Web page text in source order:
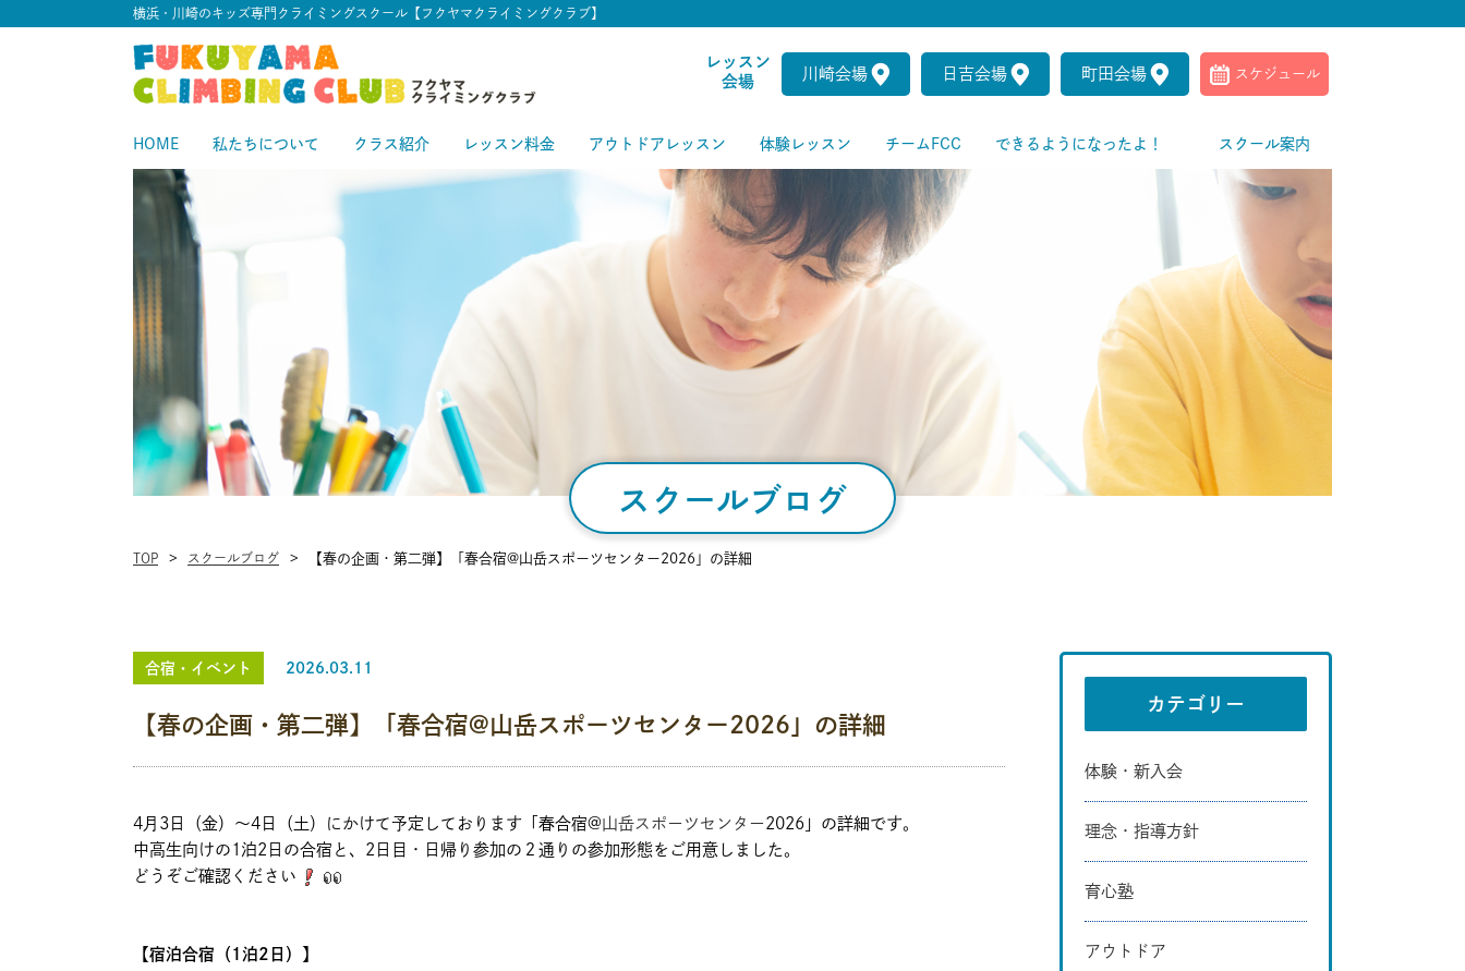
横浜・川崎のキッズ専門クライミングスクール【フクヤマクライミングクラブ】
レッスン
会場
川崎会場 日吉会場 町田会場 スケジュール
HOME 私たちについて クラス紹介 レッスン料金 アウトドアレッスン 体験レッスン チームFCC できるようになったよ！ スクール案内
スクールブログ
TOP スクールブログ 【春の企画・第二弾】「春合宿@山岳スポーツセンター2026」の詳細
合宿・イベント 2026.03.11
【春の企画・第二弾】「春合宿@山岳スポーツセンター2026」の詳細
4月3日（金）～4日（土）にかけて予定しております「春合宿@山岳スポーツセンター 2026」の詳細です。
中高生向けの1泊2日の合宿と、2日目・日帰り参加の２通りの参加形態をご用意しました。
どうぞご確認ください
【宿泊合宿（1泊2日）】
カテゴリー
体験・新入会
理念・指導方針
育心塾
アウトドア